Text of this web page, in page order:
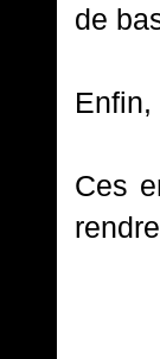
de
Ces